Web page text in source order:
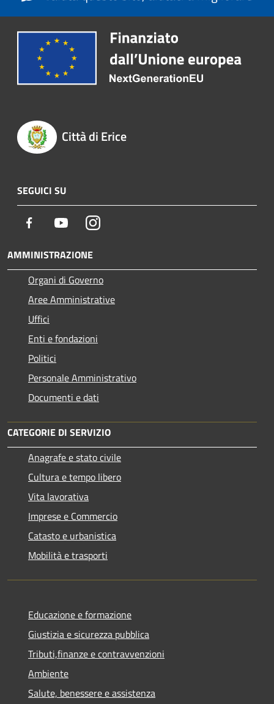
Città di Erice
SEGUICI SU
Facebook YoutubeInstagram
AMMINISTRAZIONE
Organi di Governo
Aree Amministrative
Uffici
Enti e fondazioni
Politici
Personale Amministrativo
Documenti e dati
CATEGORIE DI SERVIZIO
Anagrafe e stato civile
Cultura e tempo libero
Vita lavorativa
Imprese e Commercio
Catasto e urbanistica
Mobilità e trasporti
Educazione e formazione
Giustizia e sicurezza pubblica
Tributi,finanze e contravvenzioni
Ambiente
Salute, benessere e assistenza